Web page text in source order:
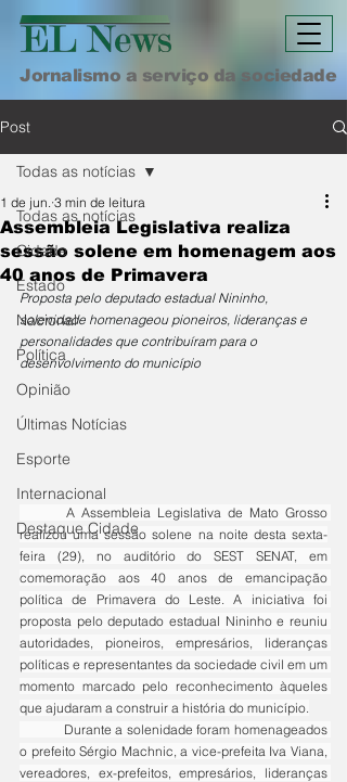
Jornalismo a serviço da sociedade
Post
Todas as notícias
Cidade
Estado
Nacional
Política
Opinião
Últimas Notícias
Esporte
Internacional
Destaque Cidade
Todas as notícias
Assembleia Legislativa realiza
sessão solene em homenagem aos
40 anos de Primavera
1 de jun. 3 min de leitura
Proposta pelo deputado estadual Nininho,
solenidade homenageou pioneiros, lideranças e
personalidades que contribuíram para o
desenvolvimento do município
realizou uma sessão solene na noite desta sexta-
feira (29), no auditório do SEST SENAT, em
comemoração aos 40 anos de emancipação
política de Primavera do Leste. A iniciativa foi
proposta pelo deputado estadual Nininho e reuniu
autoridades, pioneiros, empresários, lideranças
políticas e representantes da sociedade civil em um
momento marcado pelo reconhecimento àqueles
que ajudaram a construir a história do município.
o prefeito Sérgio Machnic, a vice-prefeita Iva Viana,
vereadores, ex-prefeitos, empresários, lideranças